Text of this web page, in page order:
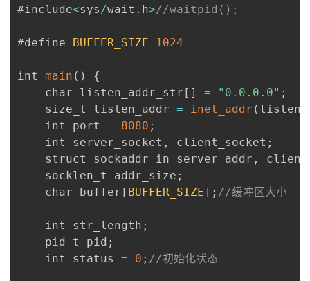
#include<sys/wait . h>//waitpid();
#define BUFFER_SIZE 1024
int main ( )
{
    char listen_addr_str
[ ] = "0.0.0.0" ;
    size_t listen_addr
= inet_addr (
    int port
= 8080 ;
    int server_socket
, client_socket ;
    struct sockaddr_in server_addr
,
    socklen_t addr_size
;
    char buffer
[ BUFFER_SIZE] ; //缓冲区大小
    int str_length
;
    pid_t pid
;
    int status
= 0 ; //初始化状态